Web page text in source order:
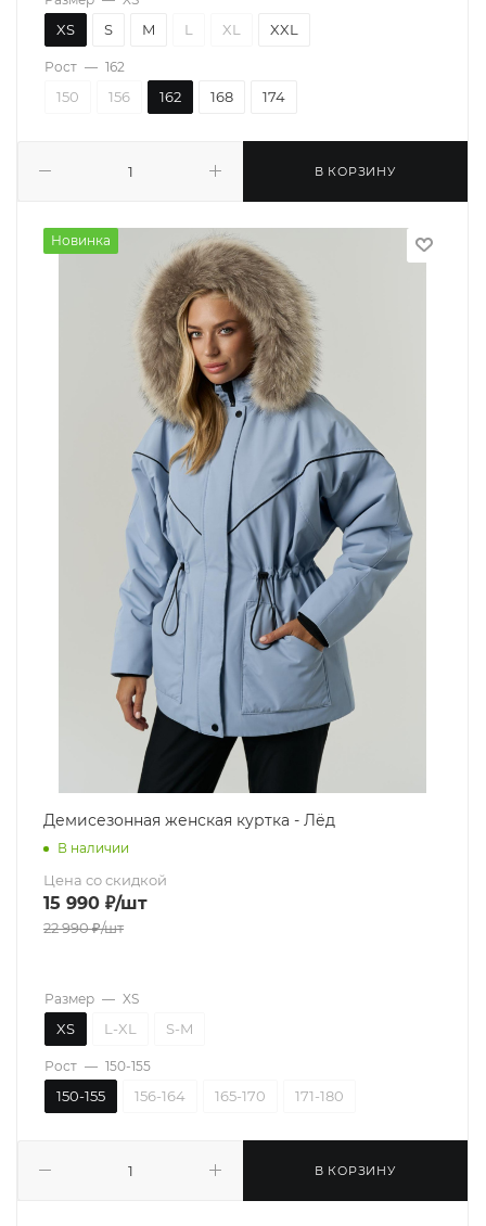
В КОРЗИНУ
XS S M L XL XXL
Рост — 162
150 156 162 168 174
Новинка
Демисезонная женская куртка - Лёд
В наличии
Цена со скидкой
15 990 ₽/шт
22 990₽/шт
В КОРЗИНУ
Размер — XS
XS L-XL S-M
Рост — 150-155
150-155 156-164 165-170 171-180